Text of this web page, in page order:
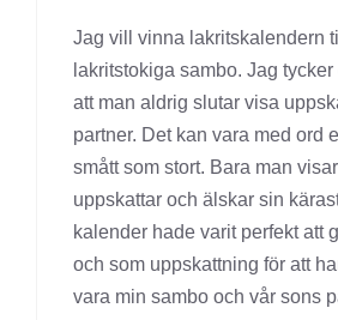
Jag vill vinna lakritskalendern
lakritstokiga sambo. Jag
att man aldrig slutar visa
partner. Det kan vara med ord
smått som stort. Bara man
uppskattar och älskar sin
kalender hade varit perfekt att
och som uppskattning för att
vara min sambo och vår sons